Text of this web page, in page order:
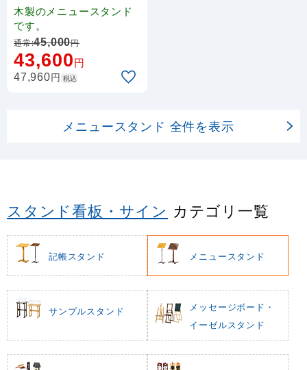
木製のメニュースタンド
です。
通常:45,000円
43,600円
47,960円 税込
メニュースタンド 全件を表示
スタンド看板・サイン カテゴリ一覧
記帳スタンド メニュースタンド
サンプルスタンド
メッセージボード・
イーゼルスタンド